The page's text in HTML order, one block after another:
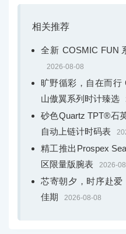
相关推荐
全新 COSMIC FUN
2026-08-08
旷野循彩，自在而行
山傲翼系列时计臻选
砂色Quartz TPT®石
自动上链计时码表
精工推出Prospex
区限量版腕表
2026-
芯寄朝夕，时序赴
佳期
2026-08-08